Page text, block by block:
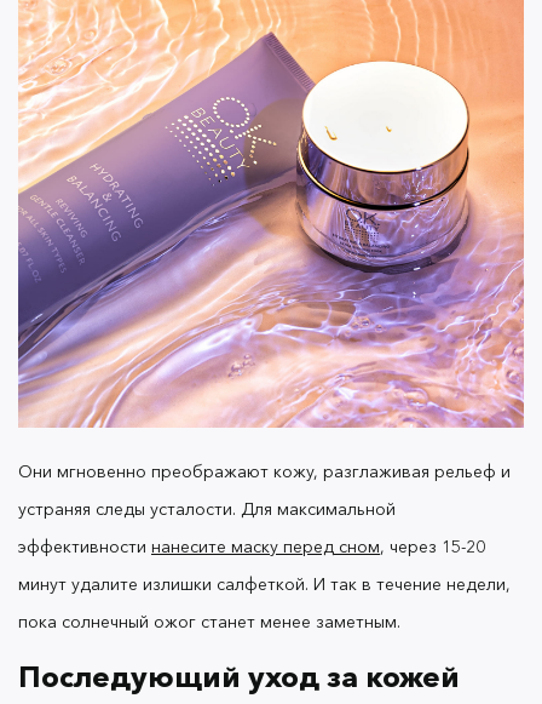
Они мгновенно преображают кожу, разглаживая рельеф и
устраняя следы усталости. Для максимальной
эффективности нанесите маску перед сном, через 15-20
минут удалите излишки салфеткой. И так в течение недели,
пока солнечный ожог станет менее заметным.
Последующий уход за кожей